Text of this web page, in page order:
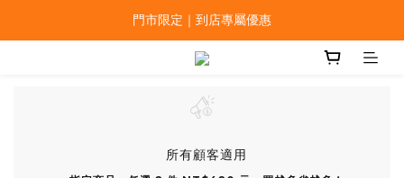
門市限定｜到店專屬優惠
所有顧客適用